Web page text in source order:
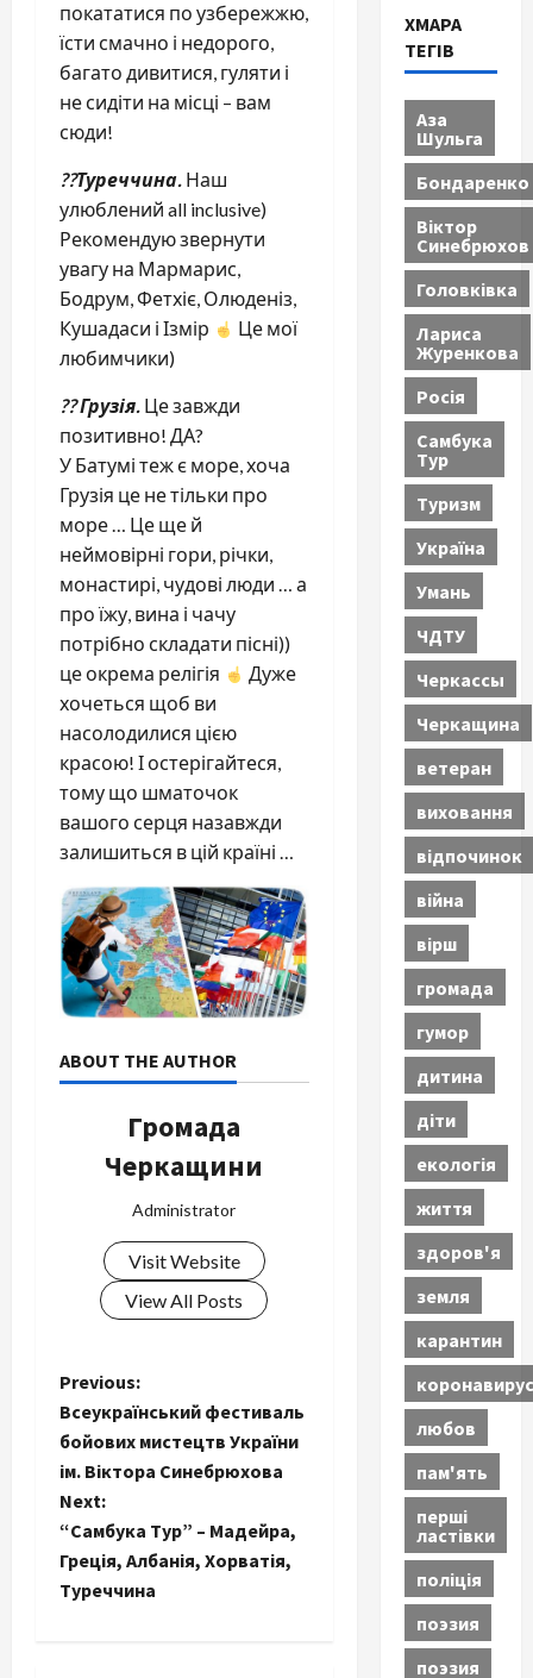
покататися по узбережжю,
їсти смачно і недорого,
багато дивитися, гуляти і
не сидіти на місці – вам
сюди!
??Туреччина. Наш
улюблений all inclusive)
Рекомендую звернути
увагу на Мармарис,
Бодрум, Фетхіє, Олюденіз,
Кушадаси і Ізмір
Це мої
любимчики)
?? Грузія. Це завжди
позитивно! ДА?
У Батумі теж є море, хоча
Грузія це не тільки про
море … Це ще й
неймовірні гори, річки,
монастирі, чудові люди … а
про їжу, вина і чачу
потрібно складати пісні))
це окрема релігія
Дуже
хочеться щоб ви
насолодилися цією
красою! І остерігайтеся,
тому що шматочок
вашого серця назавжди
залишиться в цій країні …
ABOUT THE AUTHOR
Громада
Черкащини
Administrator
Visit Website
View All Posts
P
o
s
t
n
Previous:
Всеукраїнський фестиваль
бойових мистецтв України
ім. Віктора Синебрюхова
Next:
“Самбука Тур” – Мадейра,
Греція, Албанія, Хорватія,
Туреччина
ХМАРА
ТЕГІВ
Аза
Шульга
Бондаренко
Віктор
Синебрюхов
Головківка
Лариса
Журенкова
Росія
Самбука
Тур
Туризм
Україна
Умань
ЧДТУ
Черкассы
Черкащина
ветеран
виховання
відпочинок
війна
вірш
громада
гумор
дитина
діти
екологія
життя
здоров'я
земля
карантин
коронавирус
любов
пам'ять
перші
ластівки
поліція
поэзия
поэзия